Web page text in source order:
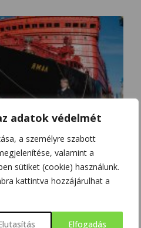
adatok védelmét
a személyre szabott
valamint a
sütiket (cookie) használunk.
kattintva hozzájárulhat a
Elfogadás
EGY OROSZ